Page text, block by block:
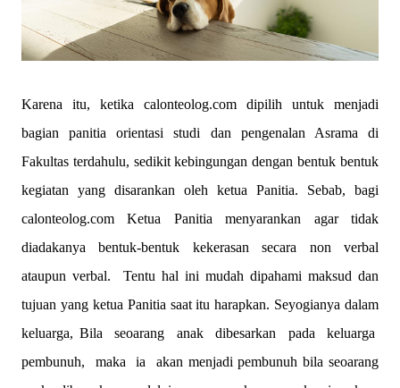
Karena itu, ketika calonteolog.com dipilih untuk menjadi
bagian panitia orientasi studi dan pengenalan Asrama di
Fakultas terdahulu, sedikit kebingungan dengan bentuk bentuk
kegiatan yang disarankan oleh ketua Panitia. Sebab, bagi
calonteolog.com Ketua Panitia menyarankan agar tidak
diadakanya bentuk-bentuk kekerasan secara non verbal
ataupun verbal. Tentu hal ini mudah dipahami maksud dan
tujuan yang ketua Panitia saat itu harapkan. Seyogianya dalam
keluarga, Bila seoarang anak dibesarkan pada keluarga
pembunuh, maka ia akan menjadi pembunuh bila seoarang